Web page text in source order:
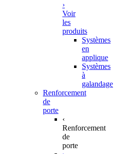
›
Voir
les
produits
Systèmes
en
applique
Systèmes
à
galandage
Renforcement
de
porte
‹
Renforcement
de
porte